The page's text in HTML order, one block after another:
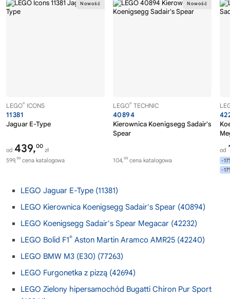
LEGO® ICONS
11381
Jaguar E-Type
od 439,00
zł
599,99 cena katalogowa
LEGO® TECHNIC
40894
Kierownica Koenigsegg Sadair's
Spear
104,99 cena katalogowa
od
-
-
LEGO Jaguar E-Type (11381)
LEGO Kierownica Koenigsegg Sadair's Spear (40894)
LEGO Koenigsegg Sadair's Spear Megacar (42232)
LEGO Bolid F1® Aston Martin Aramco AMR25 (42240)
LEGO BMW M3 (E30) (77263)
LEGO Furgonetka z pizzą (42694)
LEGO Zielony hipersamochód Bugatti Chiron Pur Sport